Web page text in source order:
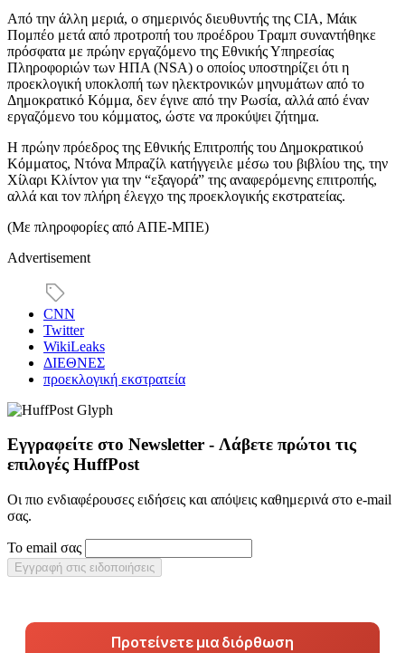
Από την άλλη μεριά, ο σημερινός διευθυντής της CIA, Μάικ
Πομπέο μετά από προτροπή του προέδρου Τραμπ συναντήθηκε
πρόσφατα με πρώην εργαζόμενο της Εθνικής Υπηρεσίας
Πληροφοριών των ΗΠΑ (NSA) ο οποίος υποστηρίζει ότι η
προεκλογική υποκλοπή των ηλεκτρονικών μηνυμάτων από το
Δημοκρατικό Κόμμα, δεν έγινε από την Ρωσία, αλλά από έναν
εργαζόμενο του κόμματος, ώστε να προκύψει ζήτημα.
Η πρώην πρόεδρος της Εθνικής Επιτροπής του Δημοκρατικού
Κόμματος, Ντόνα Μπραζίλ κατήγγειλε μέσω του βιβλίου της, την
Χίλαρι Κλίντον για την “εξαγορά” της αναφερόμενης επιτροπής,
αλλά και τον πλήρη έλεγχο της προεκλογικής εκστρατείας.
(Mε πληροφορίες από ΑΠΕ-ΜΠΕ)
Advertisement
CNN
Twitter
WikiLeaks
ΔΙΕΘΝΕΣ
προεκλογική εκστρατεία
Εγγραφείτε στο Newsletter - Λάβετε πρώτοι τις
επιλογές HuffPost
Οι πιο ενδιαφέρουσες ειδήσεις και απόψεις καθημερινά στο e-mail
σας.
Το email σας
Εγγραφή στις ειδοποιήσεις
Προτείνετε μια διόρθωση